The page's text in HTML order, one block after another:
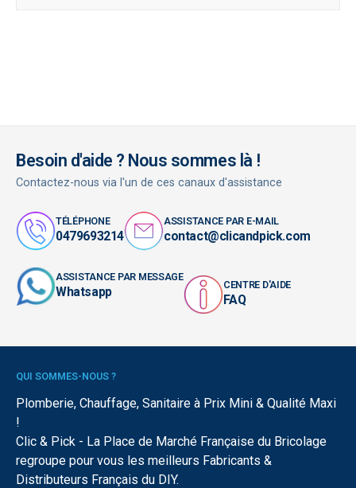
Besoin d'aide ? Nous sommes là !
Contactez-nous via l'un de ces canaux d'assistance
TÉLÉPHONE
0479693214
ASSISTANCE PAR E-MAIL
contact@clicandpick.com
ASSISTANCE PAR MESSAGE
Whatsapp CENTRE D'AIDE
FAQ
QUI SOMMES-NOUS ?
Plomberie, Chauffage, Sanitaire à Prix Mini & Qualité Maxi
!
Clic & Pick - La Place de Marché Française du Bricolage
regroupe pour vous les meilleurs Fabricants &
Distributeurs Français du DIY.